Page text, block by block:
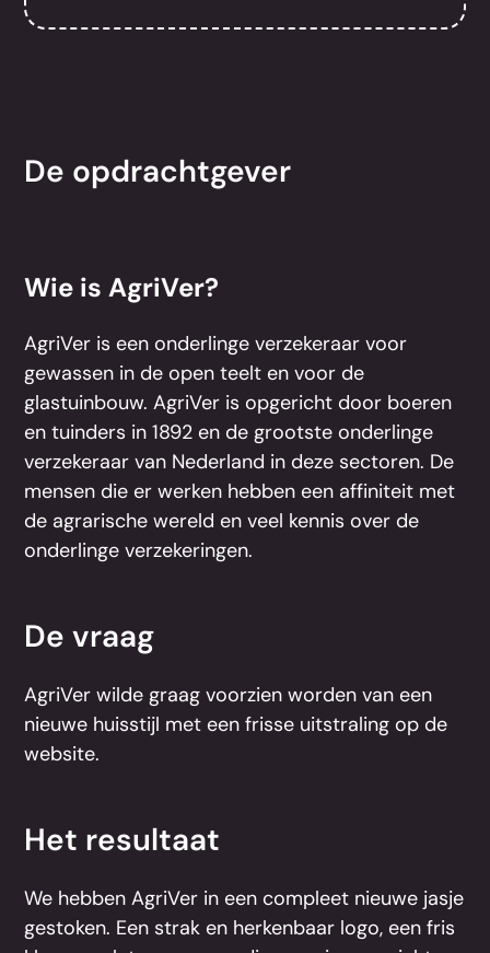
De opdrachtgever
Wie is AgriVer?
AgriVer is een onderlinge verzekeraar voor
gewassen in de open teelt en voor de
glastuinbouw. AgriVer is opgericht door boeren
en tuinders in 1892 en de grootste onderlinge
verzekeraar van Nederland in deze sectoren. De
mensen die er werken hebben een affiniteit met
de agrarische wereld en veel kennis over de
onderlinge verzekeringen.
De vraag
AgriVer wilde graag voorzien worden van een
nieuwe huisstijl met een frisse uitstraling op de
website.
Het resultaat
We hebben AgriVer in een compleet nieuwe jasje
gestoken. Een strak en herkenbaar logo, een fris